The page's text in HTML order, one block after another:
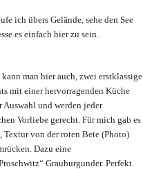
ich übers Gelände, sehe den See
es einfach hier zu sein.
kann man hier auch, zwei erstklassige
mit einer hervorragenden Küche
Auswahl und werden jeder
Vorliebe gerecht. Für mich gab es
Textur von der roten Bete (Photo)
Dazu eine
Grauburgunder. Perfekt.